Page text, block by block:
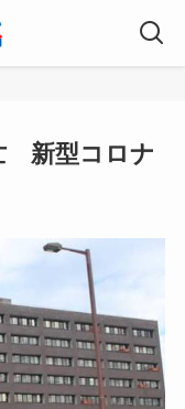
新型コロナ